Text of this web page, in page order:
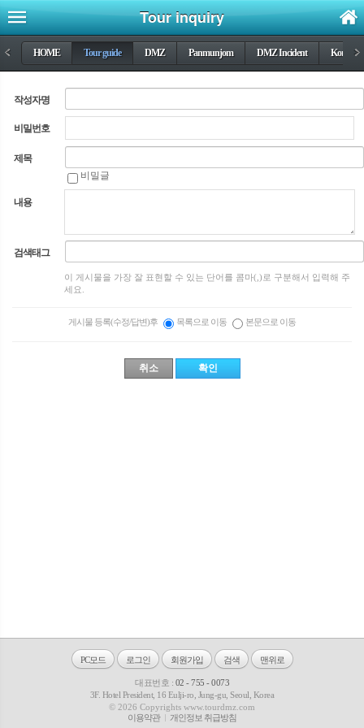
Tour inquiry
< HOME Tour guide DMZ Panmunjom DMZ Incident Korea>
작성자명
비밀번호
제목
비밀글
내용
검색태그
이 게시물을 가장 잘 표현할 수 있는 단어를 콤마(,)로 구분해서 입력해 주
세요.
게시물 등록(수정/답변)후 목록으로 이동 본문으로 이동
PC모드 로그인 회원가입 검색 맨위로
대표번호 : 02 - 755 - 0073
3F. Hotel President, 16 Eulji-ro, Jung-gu, Seoul, Korea
© 2026 Copyrights www.tourdmz.com
이용약관
개인정보 취급방침